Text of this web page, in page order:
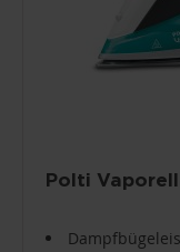
Polti